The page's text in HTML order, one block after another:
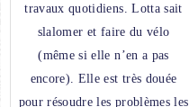
travaux quotidiens. Lotta sait
slalomer et faire du vélo
(même si elle n’en a pas
encore). Elle est très douée
pour résoudre les problèmes les